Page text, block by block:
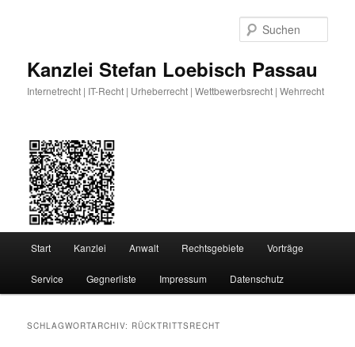
Kanzlei Stefan Loebisch Passau
Internetrecht | IT-Recht | Urheberrecht | Wettbewerbsrecht | Wehrrecht
Start Kanzlei Anwalt Rechtsgebiete Vorträge
Service Gegnerliste Impressum Datenschutz
SCHLAGWORTARCHIV: RÜCKTRITTSRECHT